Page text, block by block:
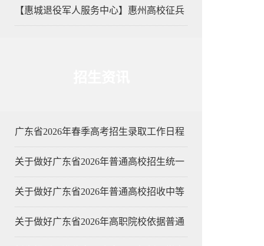
【惠城退役军人服务中心】惠州高校征兵
广东省2026年春季高考招生录取工作日程
关于做好广东省2026年普通高校招生统一
关于做好广东省2026年普通高校招收中等
关于做好广东省2026年高职院校依据普通